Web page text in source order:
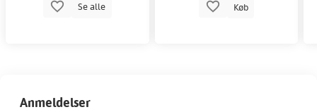
Se alle Køb
Anmeldelser